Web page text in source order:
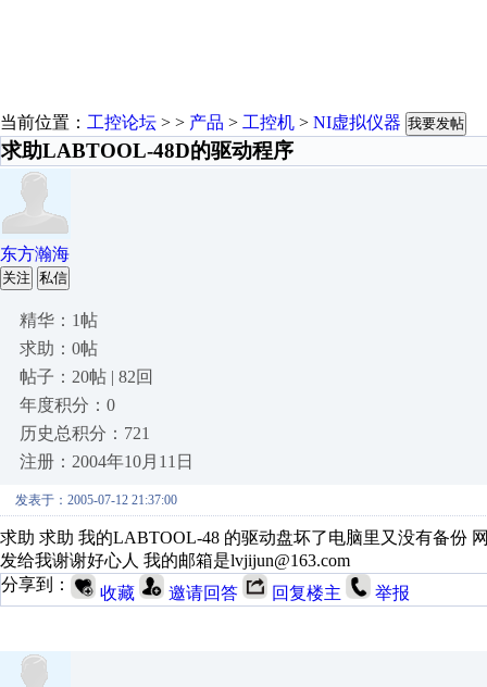
当前位置： 工控论坛 > > 产品 > 工控机 > NI虚拟仪器 我要发帖
求助LABTOOL-48D的驱动程序
东方瀚海
关注 私信
精华：1帖
求助：0帖
帖子：20帖 | 82回
年度积分：0
历史总积分：721
注册：2004年10月11日
发表于：2005-07-12 21:37:00
求助 求助 我的LABTOOL-48 的驱动盘坏了电脑里又没有备份
发给我谢谢好心人 我的邮箱是lvjijun@163.com
分享到：
收藏 邀请回答 回复楼主 举报